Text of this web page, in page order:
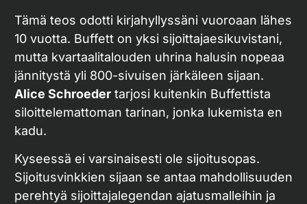
Tämä teos odotti kirjahyllyssäni vuoroaan lähes
10 vuotta. Buffett on yksi sijoittajaesikuvistani,
mutta kvartaalitalouden uhrina halusin nopeaa
jännitystä yli 800-sivuisen järkäleen sijaan.
Alice Schroeder tarjosi kuitenkin Buffettista
siloittelemattoman tarinan, jonka lukemista en
kadu.
Kyseessä ei varsinaisesti ole sijoitusopas.
Sijoitusvinkkien sijaan se antaa mahdollisuuden
perehtyä sijoittajalegendan ajatusmalleihin ja